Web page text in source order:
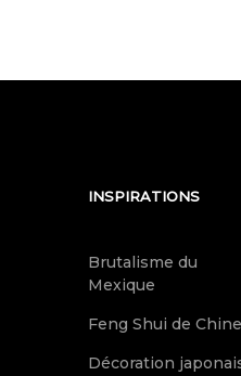
INSPIRATIONS
Brutalisme du
Mexique
Feng Shui de Chine
Décoration